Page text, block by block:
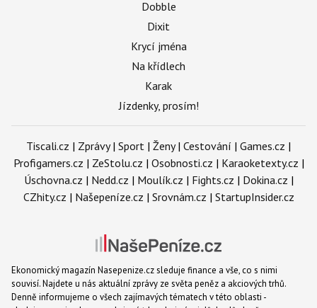
Dobble
Dixit
Krycí jména
Na křídlech
Karak
Jízdenky, prosím!
Tiscali.cz | Zprávy| Sport | Ženy| Cestování | Games.cz |
Profigamers.cz | ZeStolu.cz | Osobnosti.cz | Karaoketexty.cz |
Úschovna.cz | Nedd.cz | Moulík.cz | Fights.cz | Dokina.cz |
CZhity.cz | Našepeníze.cz | Srovnám.cz | StartupInsider.cz
Ekonomický magazín Nasepenize.cz sleduje finance a vše, co s nimi
souvisí. Najdete u nás aktuální zprávy ze světa peněz a akciových trhů.
Denně informujeme o všech zajímavých tématech v této oblasti -